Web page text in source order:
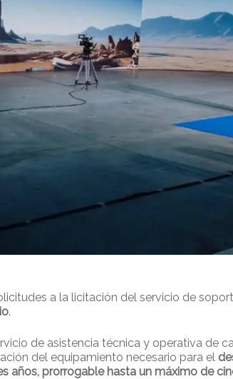
a la licitación del servicio de
.
de asistencia técnica y operativa de
del equipamiento necesario para el
años, prorrogable hasta un máximo de